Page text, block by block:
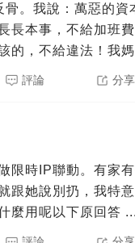
。我說：萬惡的
長本事，不給加班
的，不給違法！我媽
評論 分享
限時IP聯動。有家
跟她說別扔，我特
麼用呢以下原回答 ...